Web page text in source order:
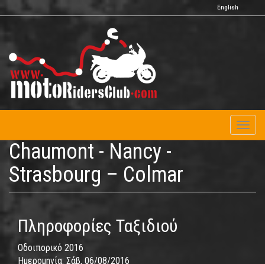
Παράκαμψη
προς
περιεχόμενο
English
Chaumont - Nancy -
Strasbourg – Colmar
Πληροφορίες Ταξιδιού
Οδοιπορικό 2016
Ημερομηνία: Σάβ, 06/08/2016